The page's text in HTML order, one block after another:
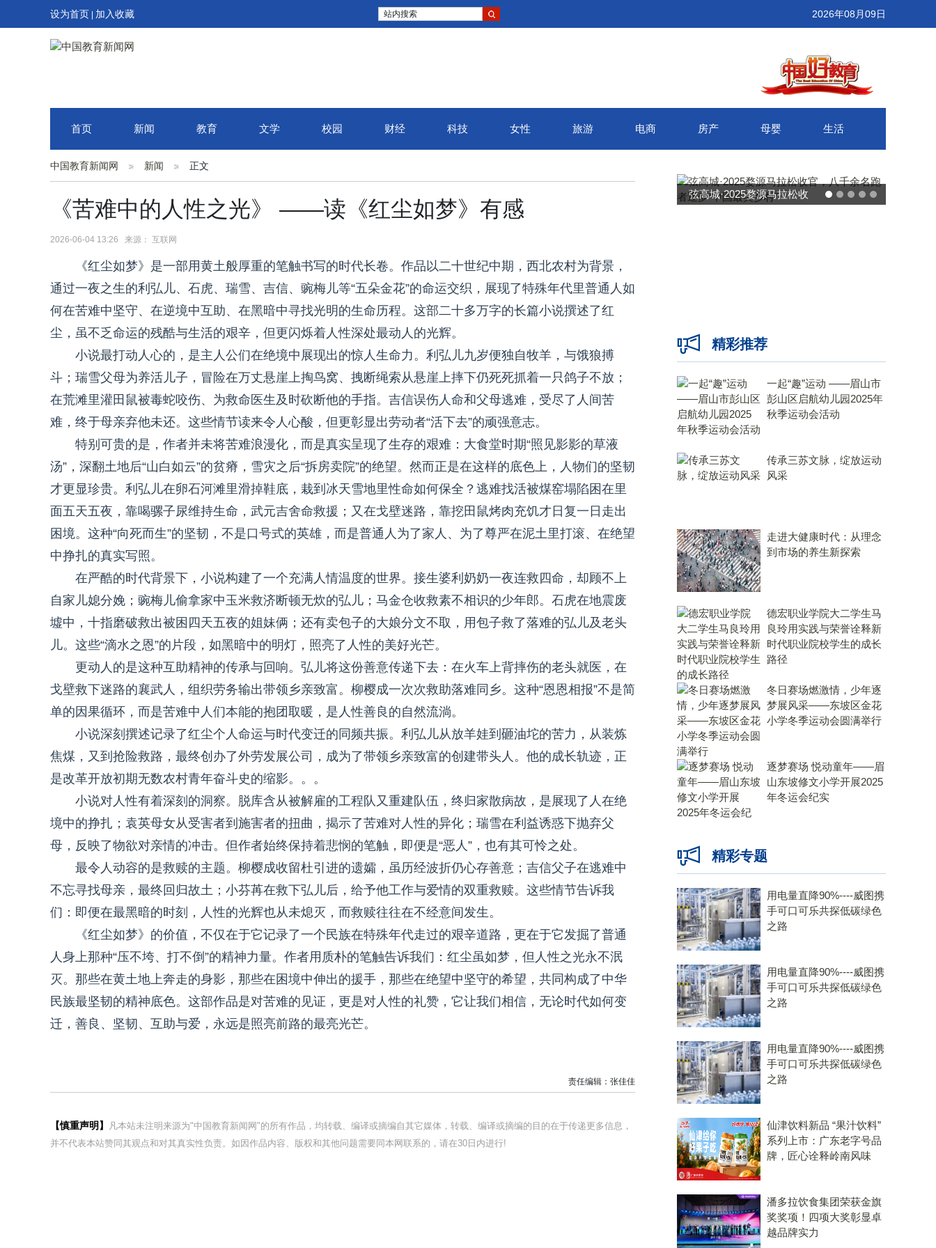
设为首页 加入收藏 站内搜索 2026年08月09日
首页 新闻 教育 文学 校园 财经 科技 女性 旅游 电商 房产 母婴 生活
中国教育新闻网 新闻 正文
《苦难中的人性之光》 ——读《红尘如梦》有感
2026-06-04 13:26 来源： 互联网
《红尘如梦》是一部用黄土般厚重的笔触书写的时代长卷。作品以二十世纪中期，西北农村为背景，
通过一夜之生的利弘儿、石虎、瑞雪、吉信、豌梅儿等“五朵金花”的命运交织，展现了特殊年代里普通人如
何在苦难中坚守、在逆境中互助、在黑暗中寻找光明的生命历程。这部二十多万字的长篇小说撰述了红
尘，虽不乏命运的残酷与生活的艰辛，但更闪烁着人性深处最动人的光辉。
小说最打动人心的，是主人公们在绝境中展现出的惊人生命力。利弘儿九岁便独自牧羊，与饿狼搏
斗；瑞雪父母为养活儿子，冒险在万丈悬崖上掏鸟窝、拽断绳索从悬崖上摔下仍死死抓着一只鸽子不放；
在荒滩里灌田鼠被毒蛇咬伤、为救命医生及时砍断他的手指。吉信误伤人命和父母逃难，受尽了人间苦
难，终于母亲弃他未还。这些情节读来令人心酸，但更彰显出劳动者“活下去”的顽强意志。
特别可贵的是，作者并未将苦难浪漫化，而是真实呈现了生存的艰难：大食堂时期“照见影影的草液
汤”，深翻土地后“山白如云”的贫瘠，雪灾之后“拆房卖院”的绝望。然而正是在这样的底色上，人物们的坚韧
才更显珍贵。利弘儿在卵石河滩里滑掉鞋底，栽到冰天雪地里性命如何保全？逃难找活被煤窑塌陷困在里
面五天五夜，靠喝骡子尿维持生命，武元吉舍命救援；又在戈壁迷路，靠挖田鼠烤肉充饥才日复一日走出
困境。这种“向死而生”的坚韧，不是口号式的英雄，而是普通人为了家人、为了尊严在泥土里打滚、在绝望
中挣扎的真实写照。
在严酷的时代背景下，小说构建了一个充满人情温度的世界。接生婆利奶奶一夜连救四命，却顾不上
自家儿媳分娩；豌梅儿偷拿家中玉米救济断顿无炊的弘儿；马金仓收救素不相识的少年郎。石虎在地震废
墟中，十指磨破救出被困四天五夜的姐妹俩；还有卖包子的大娘分文不取，用包子救了落难的弘儿及老头
儿。这些“滴水之恩”的片段，如黑暗中的明灯，照亮了人性的美好光芒。
更动人的是这种互助精神的传承与回响。弘儿将这份善意传递下去：在火车上背摔伤的老头就医，在
戈壁救下迷路的襄武人，组织劳务输出带领乡亲致富。柳樱成一次次救助落难同乡。这种“恩恩相报”不是简
单的因果循环，而是苦难中人们本能的抱团取暖，是人性善良的自然流淌。
小说深刻撰述记录了红尘个人命运与时代变迁的同频共振。利弘儿从放羊娃到砸油坨的苦力，从装炼
焦煤，又到抢险救路，最终创办了外劳发展公司，成为了带领乡亲致富的创建带头人。他的成长轨迹，正
是改革开放初期无数农村青年奋斗史的缩影。。。
小说对人性有着深刻的洞察。脱库含从被解雇的工程队又重建队伍，终归家散病故，是展现了人在绝
境中的挣扎；袁英母女从受害者到施害者的扭曲，揭示了苦难对人性的异化；瑞雪在利益诱惑下抛弃父
母，反映了物欲对亲情的冲击。但作者始终保持着悲悯的笔触，即便是“恶人”，也有其可怜之处。
最令人动容的是救赎的主题。柳樱成收留杜引进的遗孀，虽历经波折仍心存善意；吉信父子在逃难中
不忘寻找母亲，最终回归故土；小芬苒在救下弘儿后，给予他工作与爱情的双重救赎。这些情节告诉我
们：即便在最黑暗的时刻，人性的光辉也从未熄灭，而救赎往往在不经意间发生。
《红尘如梦》的价值，不仅在于它记录了一个民族在特殊年代走过的艰辛道路，更在于它发掘了普通
人身上那种“压不垮、打不倒”的精神力量。作者用质朴的笔触告诉我们：红尘虽如梦，但人性之光永不泯
灭。那些在黄土地上奔走的身影，那些在困境中伸出的援手，那些在绝望中坚守的希望，共同构成了中华
民族最坚韧的精神底色。这部作品是对苦难的见证，更是对人性的礼赞，它让我们相信，无论时代如何变
迁，善良、坚韧、互助与爱，永远是照亮前路的最亮光芒。
责任编辑：张佳佳
【慎重声明】
凡本站未注明来源为"中国教育新闻网"的所有作品，均转载、编译或摘编自其它媒体，转载、编译或摘编的目的在于传递更多信息，
并不代表本站赞同其观点和对其真实性负责。如因作品内容、版权和其他问题需要同本网联系的，请在30日内进行!
弦高城·2025婺源马拉松收
精彩推荐
一起“趣”运动 ——眉山市
彭山区启航幼儿园2025年
秋季运动会活动
传承三苏文脉，绽放运动
风采
走进大健康时代：从理念
到市场的养生新探索
德宏职业学院大二学生马
良玲用实践与荣誉诠释新
时代职业院校学生的成长
路径
冬日赛场燃激情，少年逐
梦展风采——东坡区金花
小学冬季运动会圆满举行
逐梦赛场 悦动童年——眉
山东坡修文小学开展2025
年冬运会纪实
精彩专题
用电量直降90%----威图携
手可口可乐共探低碳绿色
之路
用电量直降90%----威图携
手可口可乐共探低碳绿色
之路
用电量直降90%----威图携
手可口可乐共探低碳绿色
之路
仙津饮料新品 “果汁饮料”
系列上市：广东老字号品
牌，匠心诠释岭南风味
潘多拉饮食集团荣获金旗
奖奖项！四项大奖彰显卓
越品牌实力